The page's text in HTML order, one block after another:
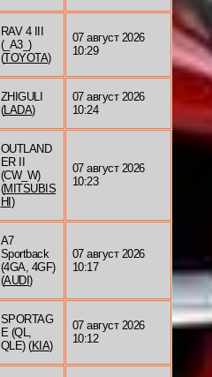
RAV 4 III
(_A3_)
(TOYOTA)
07 август 2026
10:29
ZHIGULI
(LADA)
07 август 2026
10:24
OUTLAND
ER II
(CW_W)
(MITSUBIS
HI )
07 август 2026
10:23
A7
Sportback
(4GA, 4GF)
(AUDI )
07 август 2026
10:17
SPORTAG
E (QL,
QLE) (KIA)
07 август 2026
10:12